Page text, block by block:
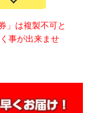
」は複製不可と
事が出来ませ